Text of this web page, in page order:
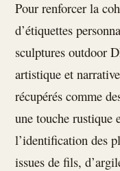
Pour renforcer la
d’étiquettes
sculptures outdoor
artistique et
récupérés comme
une touche rustique
l’identification des
issues de fils,